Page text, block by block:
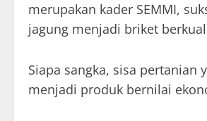
merupakan kader SEMMI,
jagung menjadi briket
Siapa sangka, sisa
menjadi produk bernilai